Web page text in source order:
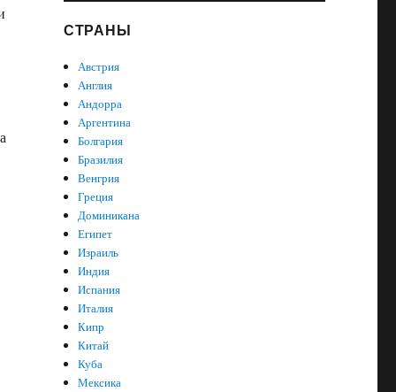
СТРАНЫ
Австрия
Англия
Андорра
Аргентина
Болгария
Бразилия
Венгрия
Греция
Доминикана
Египет
Израиль
Индия
Испания
Италия
Кипр
Китай
Куба
Мексика